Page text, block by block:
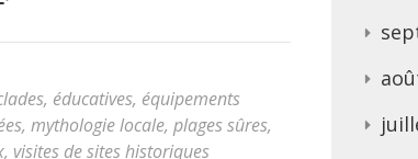
, éducatives, équipements
, mythologie locale, plages sûres,
, visites de sites historiques